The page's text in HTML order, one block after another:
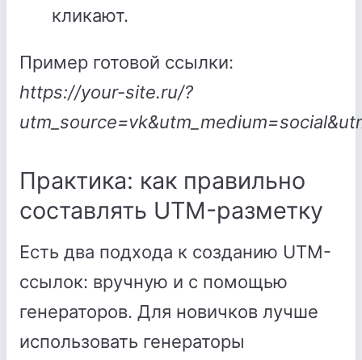
кликают.
Пример готовой ссылки:
https://your-site.ru/?
Практика: как правильно
составлять UTM-разметку
Есть два подхода к созданию UTM-
ссылок: вручную и с помощью
генераторов. Для новичков лучше
использовать генераторы